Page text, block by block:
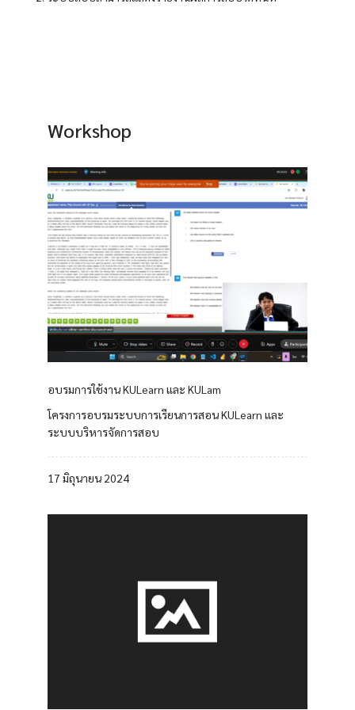
Workshop
อบรมการใช้งาน KULearn และ KULam
โครงการอบรมระบบการเรียนการสอน KULearn และ
ระบบบริหารจัดการสอบ
17 มิถุนายน 2024